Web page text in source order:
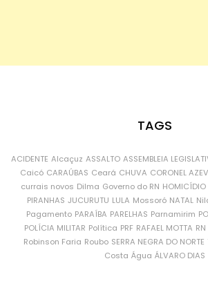
TAGS
ACIDENTE Alcaçuz ASSALTO ASSEMBLEIA
Caicó CARAÚBAS Ceará CHUVA CORONEL
currais novos Dilma Governo do RN HOMICÍDIO
PIRANHAS JUCURUTU LULA Mossoró NATAL
Pagamento PARAÍBA PARELHAS Parnamirim
POLÍCIA MILITAR Política PRF RAFAEL MOTTA RN
Robinson Faria Roubo SERRA NEGRA DO NORTE
Costa Água ÁLVARO DIAS